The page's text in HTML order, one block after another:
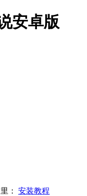
安卓版
： 安装教程